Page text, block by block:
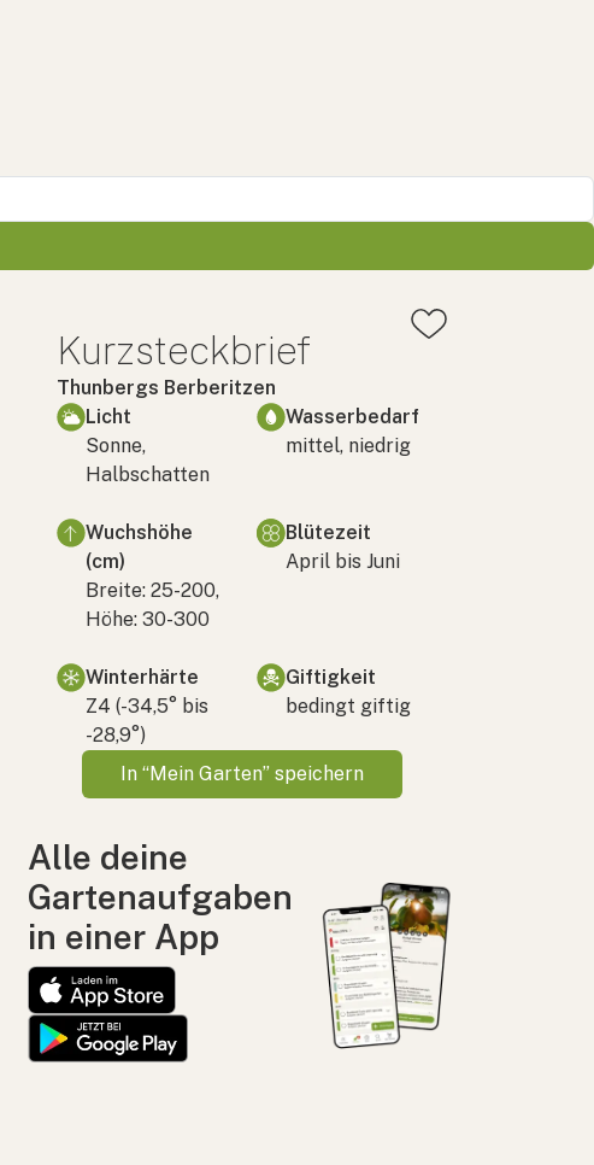
Kurzsteckbrief
Thunbergs Berberitzen
Licht
Sonne,
Halbschatten
Wasserbedarf
mittel, niedrig
Wuchshöhe
(cm)
Breite: 25-200,
Höhe: 30-300
Blütezeit
April bis Juni
Winterhärte
Z4 (-34,5° bis
-28,9°)
Giftigkeit
bedingt giftig
In “Mein Garten” speichern
Alle deine
Gartenaufgaben
in einer App